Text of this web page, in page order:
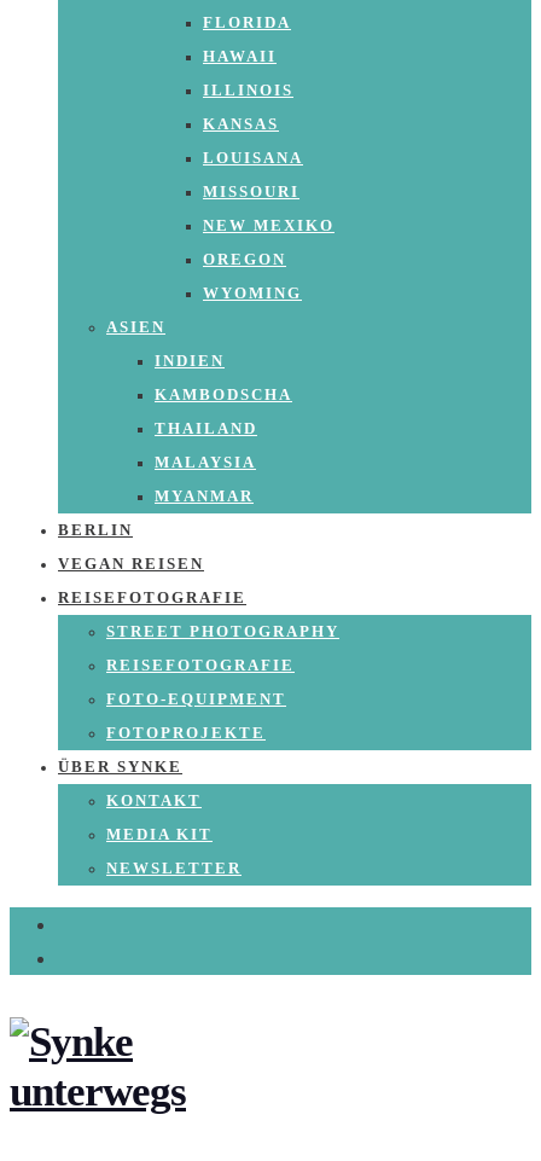
FLORIDA
HAWAII
ILLINOIS
KANSAS
LOUISANA
MISSOURI
NEW MEXIKO
OREGON
WYOMING
ASIEN
INDIEN
KAMBODSCHA
THAILAND
MALAYSIA
MYANMAR
BERLIN
VEGAN REISEN
REISEFOTOGRAFIE
STREET PHOTOGRAPHY
REISEFOTOGRAFIE
FOTO-EQUIPMENT
FOTOPROJEKTE
ÜBER SYNKE
KONTAKT
MEDIA KIT
NEWSLETTER